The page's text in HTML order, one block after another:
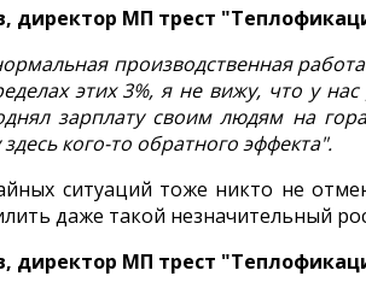
директор МП трест
производственная
этих 3%, я не вижу, что у
зарплату своим людям на
кого-то обратного эффекта".
ситуаций тоже никто не
даже такой незначительный
директор МП трест